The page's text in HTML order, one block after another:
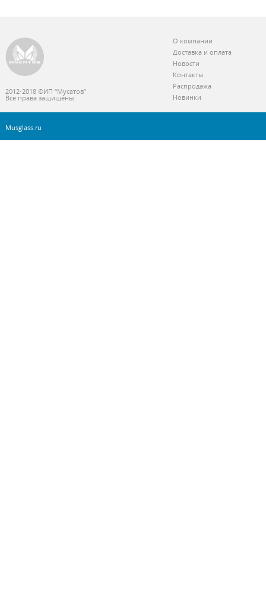
2012-2018 ©ИП “Мусатов”
Все права защищены
О компании
Доставка и оплата
Новости
Контакты
Распродажа
Новинки
Musglass.ru